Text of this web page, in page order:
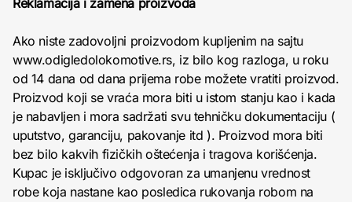
Reklamacija i zamena proizvoda
Ako niste zadovoljni proizvodom kupljenim na sajtu
www.odigledolokomotive.rs, iz bilo kog razloga, u roku
od 14 dana od dana prijema robe možete vratiti proizvod.
Proizvod koji se vraća mora biti u istom stanju kao i kada
je nabavljen i mora sadržati svu tehničku dokumentaciju (
uputstvo, garanciju, pakovanje itd ). Proizvod mora biti
bez bilo kakvih fizičkih oštećenja i tragova korišćenja.
Kupac je isključivo odgovoran za umanjenu vrednost
robe koja nastane kao posledica rukovanja robom na